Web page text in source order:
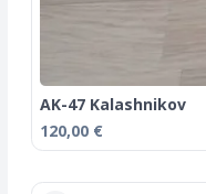
AK-47 Kalashnikov
120,00 €